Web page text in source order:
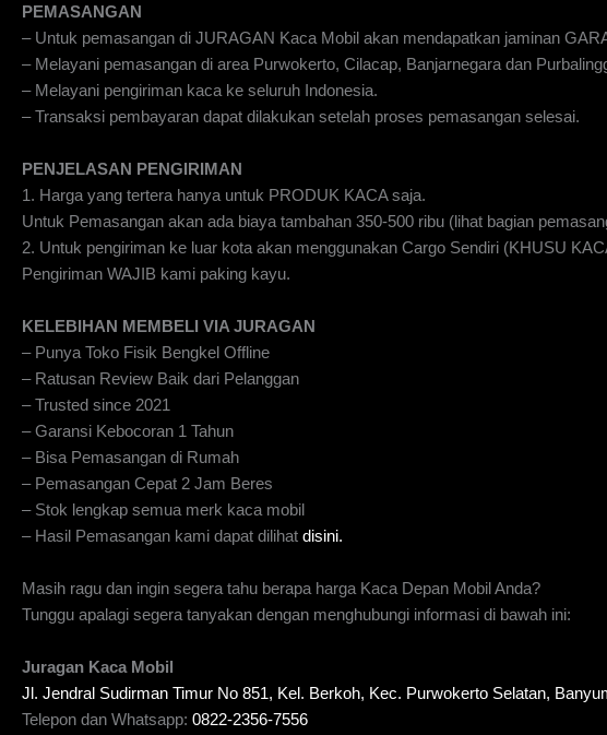
PEMASANGAN
– Untuk pemasangan di JURAGAN Kaca Mobil akan mendapatkan jaminan
– Melayani pemasangan di area Purwokerto, Cilacap, Banjarnegara dan
– Melayani pengiriman kaca ke seluruh Indonesia.
– Transaksi pembayaran dapat dilakukan setelah proses pemasangan selesai.
PENJELASAN PENGIRIMAN
1. Harga yang tertera hanya untuk PRODUK KACA saja.
Untuk Pemasangan akan ada biaya tambahan 350-500 ribu (lihat bagian
2. Untuk pengiriman ke luar kota akan menggunakan Cargo Sendiri (KHUSU
Pengiriman WAJIB kami paking kayu.
KELEBIHAN MEMBELI VIA JURAGAN
– Punya Toko Fisik Bengkel Offline
– Ratusan Review Baik dari Pelanggan
– Trusted since 2021
– Garansi Kebocoran 1 Tahun
– Bisa Pemasangan di Rumah
– Pemasangan Cepat 2 Jam Beres
– Stok lengkap semua merk kaca mobil
– Hasil Pemasangan kami dapat dilihat disini.
Masih ragu dan ingin segera tahu berapa harga Kaca Depan Mobil Anda?
Tunggu apalagi segera tanyakan dengan menghubungi informasi di bawah ini:
Juragan Kaca Mobil
Jl. Jendral Sudirman Timur No 851, Kel. Berkoh, Kec. Purwokerto Selatan,
Telepon dan Whatsapp: 0822-2356-7556